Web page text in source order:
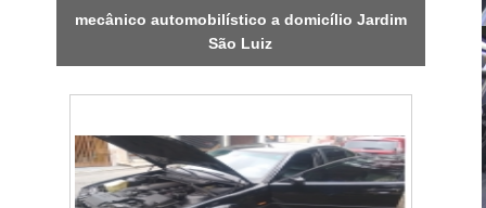
mecânico automobilístico a domicílio Jardim
São Luiz